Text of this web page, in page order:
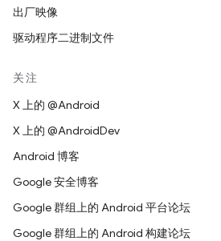
出厂映像
驱动程序二进制文件
关注
X 上的 @Android
X 上的 @AndroidDev
Android 博客
Google 安全博客
Google 群组上的 Android 平台论坛
Google 群组上的 Android 构建论坛